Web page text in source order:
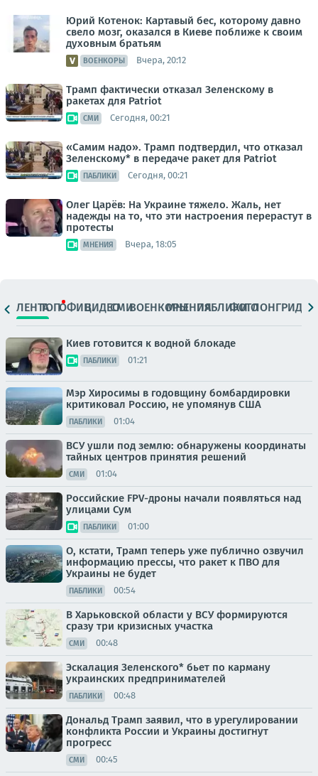
Юрий Котенок: Картавый бес, которому давно
свело мозг, оказался в Киеве поближе к своим
духовным братьям
ВОЕНКОРЫ Вчера, 20:12
Трамп фактически отказал Зеленскому в
ракетах для Patriot
СМИ Сегодня, 00:21
«Самим надо». Трамп подтвердил, что отказал
Зеленскому* в передаче ракет для Patriot
ПАБЛИКИ Сегодня, 00:21
Олег Царёв: На Украине тяжело. Жаль, нет
надежды на то, что эти настроения перерастут в
протесты
МНЕНИЯ Вчера, 18:05
ЛЕНТАТОПОФИЦ.ВИДЕОСМИВОЕНКОРЫМНЕНИЯПАБЛИКИ
ФОТОЛОНГРИДЫ
Киев готовится к водной блокаде
ПАБЛИКИ 01:21
Мэр Хиросимы в годовщину бомбардировки
критиковал Россию, не упомянув США
ПАБЛИКИ 01:04
ВСУ ушли под землю: обнаружены координаты
тайных центров принятия решений
СМИ 01:04
Российские FPV-дроны начали появляться над
улицами Сум
ПАБЛИКИ 01:00
О, кстати, Трамп теперь уже публично озвучил
информацию прессы, что ракет к ПВО для
Украины не будет
ПАБЛИКИ 00:54
В Харьковской области у ВСУ формируются
сразу три кризисных участка
СМИ 00:48
Эскалация Зеленского* бьет по карману
украинских предпринимателей
ПАБЛИКИ 00:48
Дональд Трамп заявил, что в урегулировании
конфликта России и Украины достигнут
прогресс
СМИ 00:45